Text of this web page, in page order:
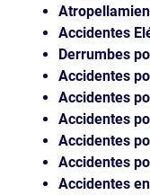
Accidentes
Derrumbes
Accidentes
Accidentes
Accidentes
Accidentes
Accidentes
Accidentes